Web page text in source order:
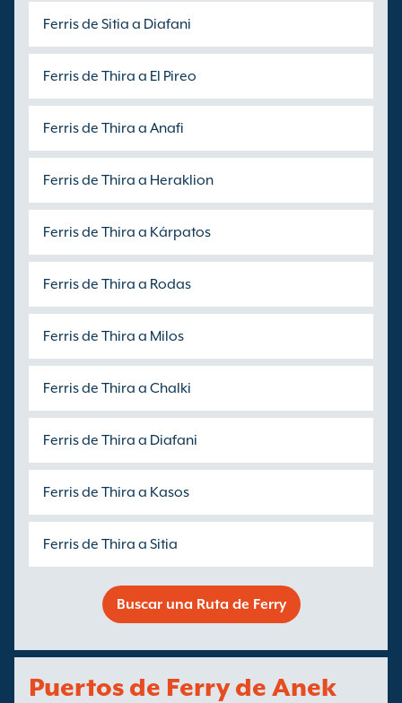
Ferris de Sitia a Diafani
Ferris de Thira a El Pireo
Ferris de Thira a Anafi
Ferris de Thira a Heraklion
Ferris de Thira a Kárpatos
Ferris de Thira a Rodas
Ferris de Thira a Milos
Ferris de Thira a Chalki
Ferris de Thira a Diafani
Ferris de Thira a Kasos
Ferris de Thira a Sitia
Buscar una Ruta de Ferry
Puertos de Ferry de Anek